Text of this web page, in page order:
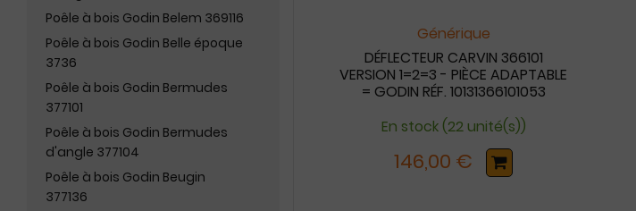
Poêle à bois Godin Belem 369116
Poêle à bois Godin Belle époque
3736
Poêle à bois Godin Bermudes
377101
Poêle à bois Godin Bermudes
d'angle 377104
Poêle à bois Godin Beugin
377136
Générique
DÉFLECTEUR CARVIN 366101
VERSION 1=2=3 - PIÈCE ADAPTABLE
= GODIN RÉF. 10131366101053
En stock (22 unité(s))
146,00 €